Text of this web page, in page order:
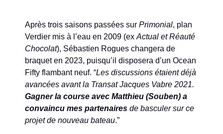
Après trois saisons passées sur Primonial, plan
Verdier mis à l’eau en 2009 (ex Actual et Réauté
Chocolat), Sébastien Rogues changera de
braquet en 2023, puisqu’il disposera d’un Ocean
Fifty flambant neuf. “Les discussions étaient déjà
avancées avant la Transat Jacques Vabre 2021.
Gagner la course avec Matthieu (Souben) a
convaincu mes partenaires de basculer sur ce
projet de nouveau bateau.”